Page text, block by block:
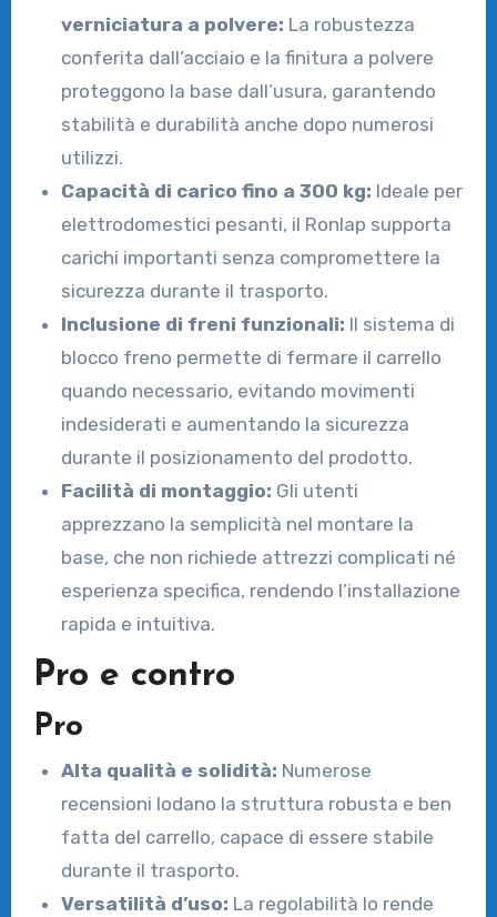
verniciatura a polvere: La robustezza
conferita dall’acciaio e la finitura a polvere
proteggono la base dall’usura, garantendo
stabilità e durabilità anche dopo numerosi
utilizzi.
Capacità di carico fino a 300 kg: Ideale per
elettrodomestici pesanti, il Ronlap supporta
carichi importanti senza compromettere la
sicurezza durante il trasporto.
Inclusione di freni funzionali: Il sistema di
blocco freno permette di fermare il carrello
quando necessario, evitando movimenti
indesiderati e aumentando la sicurezza
durante il posizionamento del prodotto.
Facilità di montaggio: Gli utenti
apprezzano la semplicità nel montare la
base, che non richiede attrezzi complicati né
esperienza specifica, rendendo l’installazione
rapida e intuitiva.
Pro e contro
Pro
Alta qualità e solidità: Numerose
recensioni lodano la struttura robusta e ben
fatta del carrello, capace di essere stabile
durante il trasporto.
Versatilità d’uso: La regolabilità lo rende